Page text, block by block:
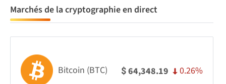
Marchés de la cryptographie en direct
Bitcoin (BTC) $64,348.19 0.26%